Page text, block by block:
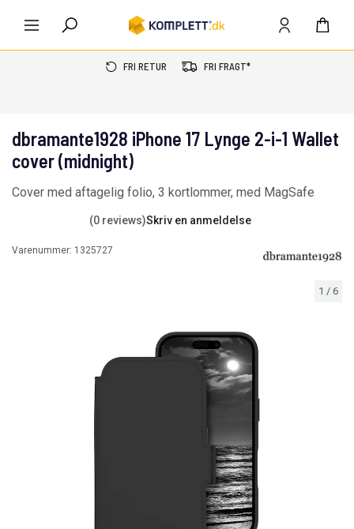
FRI RETUR FRI FRAGT*
1 / 6
dbramante1928 iPhone 17 Lynge 2-i-1 Wallet
cover (midnight)
Cover med aftagelig folio, 3 kortlommer, med MagSafe
(0 reviews)Skriv en anmeldelse
Varenummer: 1325727